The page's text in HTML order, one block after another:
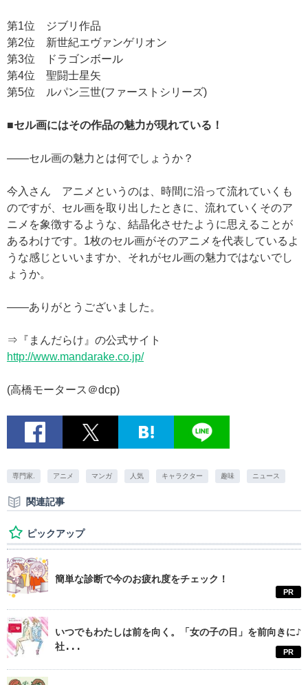
第1位 ジブリ作品
第2位 新世紀エヴァンゲリオン
第3位 ドラゴンボール
第4位 聖闘士星矢
第5位 ルパン三世(ファーストシリーズ)
■セル画にはその作品の魅力が現れている！
——セル画の魅力とは何でしょうか？
今入さん アニメというのは、時間に沿って流れていくも
のですが、セル画を取り出したときに、流れていくそのア
ニメを象徴するような、結晶化させたように思えることが
あるわけです。1枚のセル画がそのアニメを代表しているよ
うな感じといいますか、それがセル画の魅力ではないでし
ょうか。
——ありがとうございました。
⇒『まんだらけ』の公式サイト
http://www.mandarake.co.jp/
(高橋モータース＠dcp)
専門家. アニメ マンガ 人気 キャラクター 趣味 ニュース
関連記事
ピックアップ
簡単な診断で今のお疲れ度をチェック！
PR
いつでもわたしは前を向く。「女の子の日」を前向きに♪
社...
PR